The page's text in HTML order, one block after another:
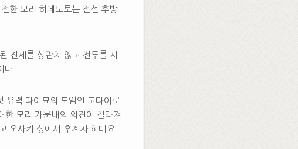
한 모리 히데모토는 전선 후방
진세를 상관치 않고 전투를 시
다.
유력 다이묘의 모임인 고다이로
모리 가문내의 의견이 갈라져
오사카 성에서 후계자 히데요